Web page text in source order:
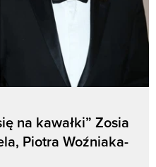
na kawałki” Zosia
Piotra Woźniaka-